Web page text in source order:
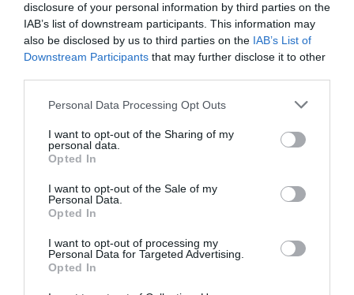
disclosure of your personal information by third parties on the
IAB’s list of downstream participants. This information may
also be disclosed by us to third parties on the IAB’s List of
Downstream Participants that may further disclose it to other
Please note that this website/app uses one or more Google
not limited to your visit or usage behaviour. You may click to
grant or deny consent to Google and its third-party tags to
use your data for below specified purposes in below Google
consent section.
Personal Data Processing Opt Outs
I want to opt-out of the Sharing of my
personal data.
Opted In
I want to opt-out of the Sale of my
Personal Data.
Opted In
I want to opt-out of processing my
Personal Data for Targeted Advertising.
Opted In
ΥΓΕΙΑ
1 Αυτό είναι το θαυματουργό έλαιο που
Το τρόφιμο που θωρακίζει «αθόρυβα»